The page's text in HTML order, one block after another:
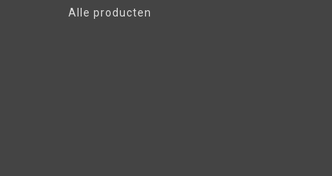
Alle producten